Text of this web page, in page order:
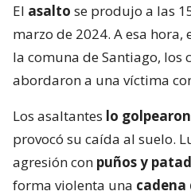
El asalto se produjo a las
marzo de 2024. A esa hora,
la comuna de Santiago, los
abordaron a una víctima
Los asaltantes lo
provocó su caída al suelo.
agresión con puños y
forma violenta una